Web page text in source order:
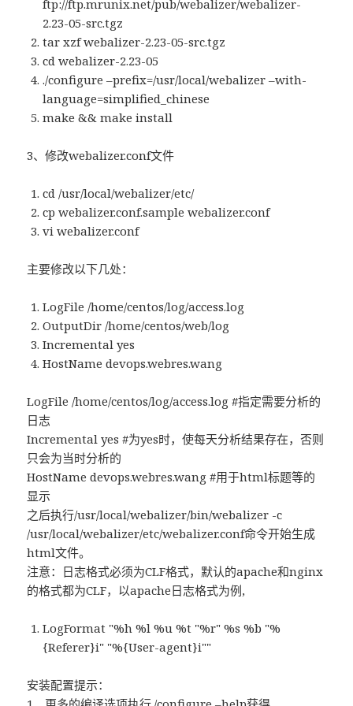
ftp://ftp.mrunix.net/pub/webalizer/webalizer-
2.23-05-src.tgz
tar xzf webalizer-2.23-05-src.tgz
cd webalizer-2.23-05
./configure –prefix=/usr/local/webalizer –with-
language=simplified_chinese
make && make install
3、修改webalizer.conf文件
cd /usr/local/webalizer/etc/
cp webalizer.conf.sample webalizer.conf
vi webalizer.conf
主要修改以下几处：
LogFile /home/centos/log/access.log
OutputDir /home/centos/web/log
Incremental yes
HostName devops.webres.wang
LogFile /home/centos/log/access.log #指定需要分析的
日志
Incremental yes #为yes时，使每天分析结果存在，否则
只会为当时分析的
HostName devops.webres.wang #用于html标题等的
显示
之后执行/usr/local/webalizer/bin/webalizer -c
/usr/local/webalizer/etc/webalizer.conf命令开始生成
html文件。
注意：日志格式必须为CLF格式，默认的apache和nginx
的格式都为CLF，以apache日志格式为例,
LogFormat "%h %l %u %t "%r" %s %b "%
{Referer}i" "%{User-agent}i""
安装配置提示：